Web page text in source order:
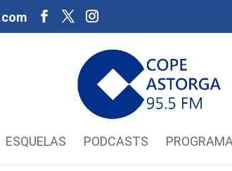
ESQUELAS PODCASTS